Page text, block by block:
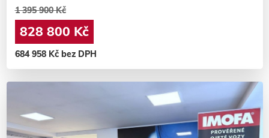
1 395 900 Kč
828 800 Kč
684 958 Kč bez DPH